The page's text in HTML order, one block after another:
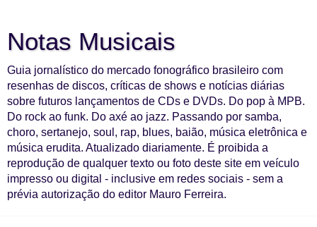
Notas Musicais
Guia jornalístico do mercado fonográfico brasileiro com
resenhas de discos, críticas de shows e notícias diárias
sobre futuros lançamentos de CDs e DVDs. Do pop à MPB.
Do rock ao funk. Do axé ao jazz. Passando por samba,
choro, sertanejo, soul, rap, blues, baião, música eletrônica e
música erudita. Atualizado diariamente. É proibida a
reprodução de qualquer texto ou foto deste site em veículo
impresso ou digital - inclusive em redes sociais - sem a
prévia autorização do editor Mauro Ferreira.